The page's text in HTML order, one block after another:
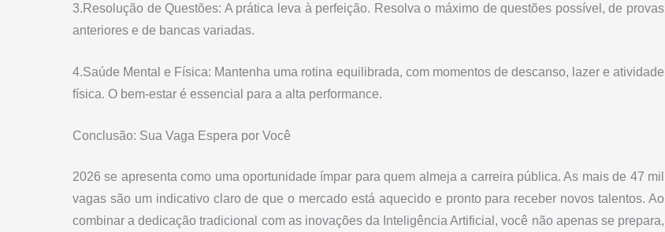
3.Resolução de Questões: A prática leva à perfeição. Resolva o máximo de questões possível, de provas
anteriores e de bancas variadas.
4.Saúde Mental e Física: Mantenha uma rotina equilibrada, com momentos de descanso, lazer e atividade
física. O bem-estar é essencial para a alta performance.
Conclusão: Sua Vaga Espera por Você
2026 se apresenta como uma oportunidade ímpar para quem almeja a carreira pública. As mais de 47 mil
vagas são um indicativo claro de que o mercado está aquecido e pronto para receber novos talentos. Ao
combinar a dedicação tradicional com as inovações da Inteligência Artificial, você não apenas se prepara,